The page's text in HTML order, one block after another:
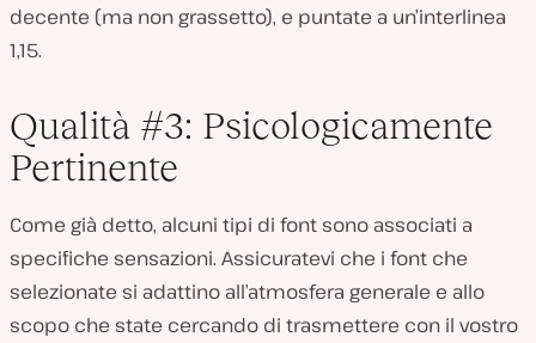
decente (ma non grassetto), e puntate a un’interlinea
1,15.
Qualità #3: Psicologicamente
Pertinente
Come già detto, alcuni tipi di font sono associati a
specifiche sensazioni. Assicuratevi che i font che
selezionate si adattino all’atmosfera generale e allo
scopo che state cercando di trasmettere con il vostro